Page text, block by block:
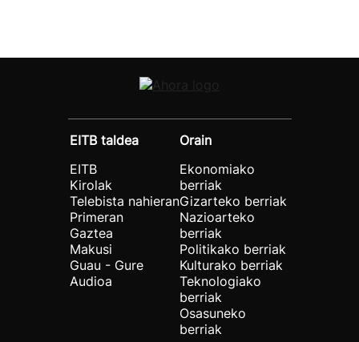
EITB taldea
EITB
Kirolak
Telebista nahieran
Primeran
Gaztea
Makusi
Guau - Gure
Audioa
Orain
Ekonomiako
berriak
Gizarteko berriak
Nazioarteko
berriak
Politikako berriak
Kulturako berriak
Teknologiako
berriak
Osasuneko
berriak